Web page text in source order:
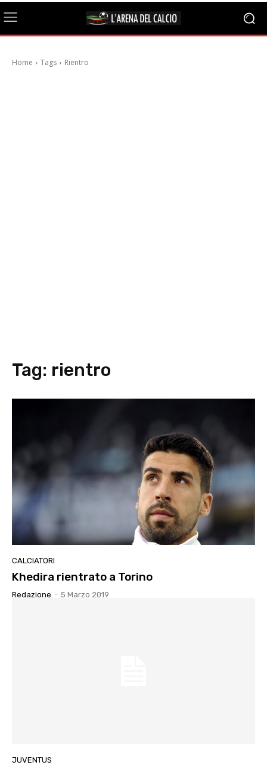
Home Tags Rientro
Tag: rientro
CALCIATORI
Khedira rientrato a Torino
Redazione - 5 Marzo 2019
JUVENTUS